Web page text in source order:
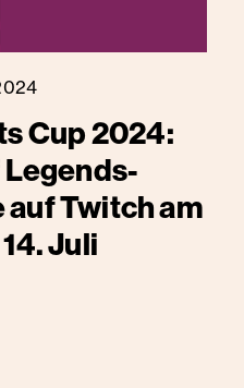
Cup 2024:
Twitch am
Juli